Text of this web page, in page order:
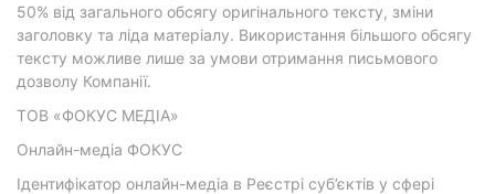
50% від загального обсягу оригінального тексту, зміни
заголовку та ліда матеріалу. Використання більшого обсягу
тексту можливе лише за умови отримання письмового
дозволу Компанії.
ТОВ «ФОКУС МЕДІА»
Онлайн-медіа ФОКУС
Ідентифікатор онлайн-медіа в Реєстрі суб’єктів у сфері